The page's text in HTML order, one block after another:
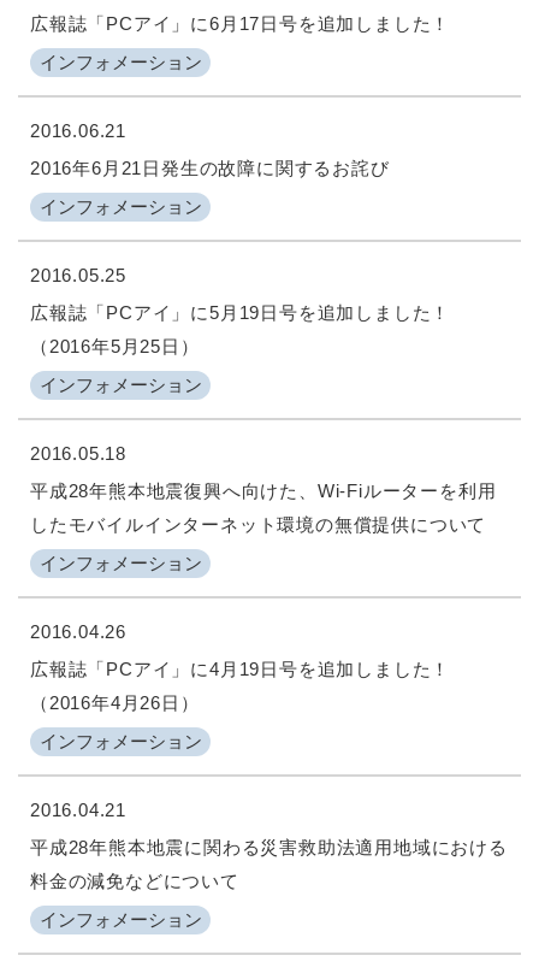
インフォメーション
広報誌「PCアイ」に6月17日号を追加しました！
2016.06.21
インフォメーション
2016年6月21日発生の故障に関するお詫び
2016.05.25
インフォメーション
広報誌「PCアイ」に5月19日号を追加しました！
（2016年5月25日）
2016.05.18
インフォメーション
平成28年熊本地震復興へ向けた、Wi-Fiルーターを利用
したモバイルインターネット環境の無償提供について
2016.04.26
インフォメーション
広報誌「PCアイ」に4月19日号を追加しました！
（2016年4月26日）
2016.04.21
インフォメーション
平成28年熊本地震に関わる災害救助法適用地域における
料金の減免などについて